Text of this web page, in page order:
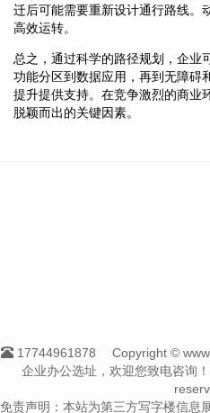
迁后可能需要重新设计通行路线。
高效运转。
总之，通过科学的路径规划，企业
功能分区到数据应用，再到无障碍
提升提供支持。在竞争激烈的商业
脱颖而出的关键因素。
17744961878
Copyright ©
企业办公选址，欢迎您致电咨询
免责声明：本站为第三方写字楼信息